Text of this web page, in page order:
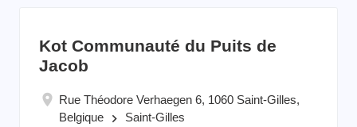
Kot Communauté du Puits de
Jacob
Rue Théodore Verhaegen 6, 1060 Saint-Gilles,
Belgique
keyboard_arrow_right Saint-Gilles